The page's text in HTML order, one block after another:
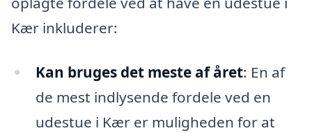
Kær inkluderer:
Kan bruges det meste af året: En af
de mest indlysende fordele ved en
udestue i Kær er muligheden for at